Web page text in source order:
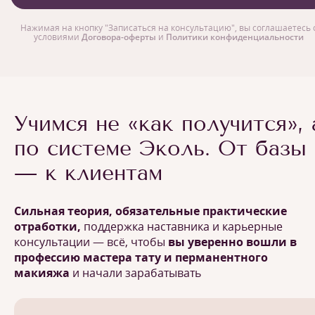
Нажимая на кнопку "Записаться на консультацию", вы соглашаетесь
условиями Договора-оферты и Политики конфиденциальности
Учимся не «как получится»,
по системе Эколь. От базы
— к клиентам
Сильная теория, обязательные практические
отработки, поддержка наставника и карьерные
консультации — всё, чтобы вы уверенно вошли в
профессию мастера тату и перманентного
макияжа и начали зарабатывать